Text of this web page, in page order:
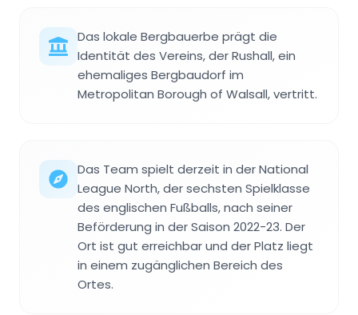
Das lokale Bergbauerbe prägt die
Identität des Vereins, der Rushall, ein
ehemaliges Bergbaudorf im
Metropolitan Borough of Walsall, vertritt.
Das Team spielt derzeit in der National
League North, der sechsten Spielklasse
des englischen Fußballs, nach seiner
Beförderung in der Saison 2022-23. Der
Ort ist gut erreichbar und der Platz liegt
in einem zugänglichen Bereich des
Ortes.